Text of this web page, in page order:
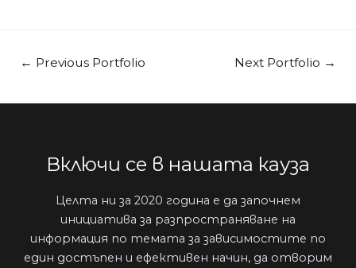
← Previous Portfolio Next Portfolio →
Включи се в нашата кауза
Целта ни за 2020 година е да започнем
инициатива за разпространяване на
информация по темата за зависимостите по
един достъпен и ефективен начин, да отворим